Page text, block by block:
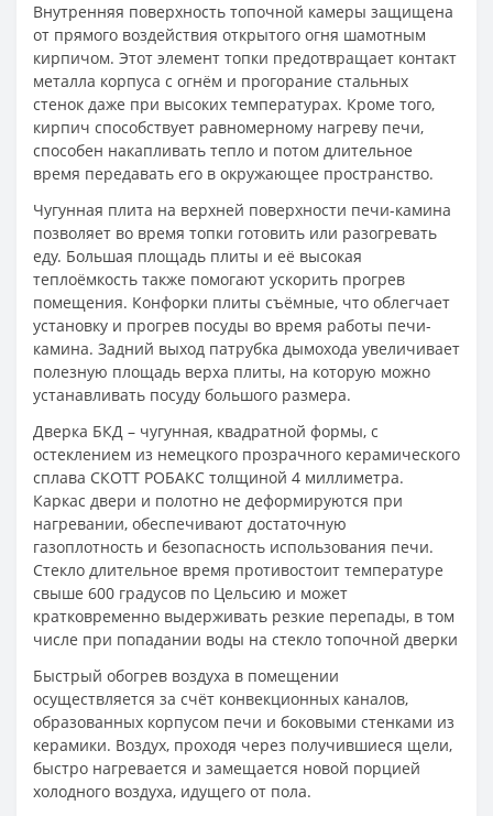
Внутренняя поверхность топочной камеры защищена
от прямого воздействия открытого огня шамотным
кирпичом. Этот элемент топки предотвращает контакт
металла корпуса с огнём и прогорание стальных
стенок даже при высоких температурах. Кроме того,
кирпич способствует равномерному нагреву печи,
способен накапливать тепло и потом длительное
время передавать его в окружающее пространство.
Чугунная плита на верхней поверхности печи-камина
позволяет во время топки готовить или разогревать
еду. Большая площадь плиты и её высокая
теплоёмкость также помогают ускорить прогрев
помещения. Конфорки плиты съёмные, что облегчает
установку и прогрев посуды во время работы печи-
камина. Задний выход патрубка дымохода увеличивает
полезную площадь верха плиты, на которую можно
устанавливать посуду большого размера.
Дверка БКД – чугунная, квадратной формы, с
остеклением из немецкого прозрачного керамического
сплава СКОТТ РОБАКС толщиной 4 миллиметра.
Каркас двери и полотно не деформируются при
нагревании, обеспечивают достаточную
газоплотность и безопасность использования печи.
Стекло длительное время противостоит температуре
свыше 600 градусов по Цельсию и может
кратковременно выдерживать резкие перепады, в том
числе при попадании воды на стекло топочной дверки
Быстрый обогрев воздуха в помещении
осуществляется за счёт конвекционных каналов,
образованных корпусом печи и боковыми стенками из
керамики. Воздух, проходя через получившиеся щели,
быстро нагревается и замещается новой порцией
холодного воздуха, идущего от пола.